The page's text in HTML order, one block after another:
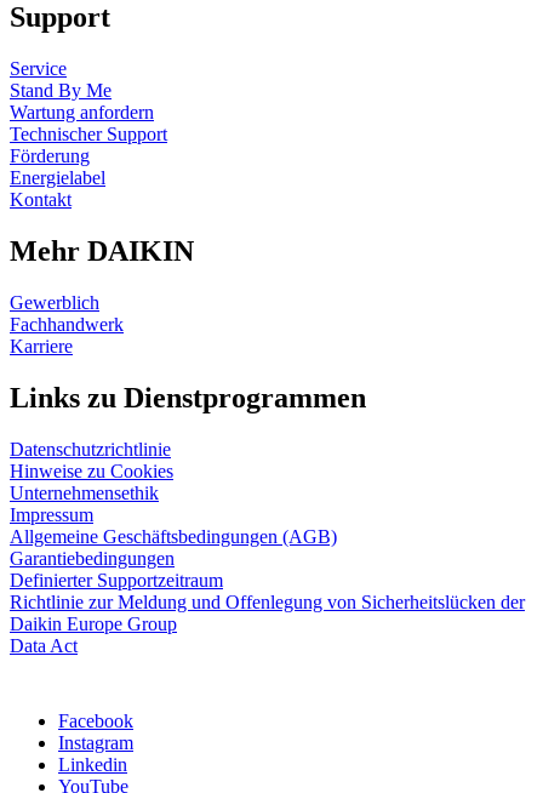
Support
Service
Stand By Me
Wartung anfordern
Technischer Support
Förderung
Energielabel
Kontakt
Mehr DAIKIN
Gewerblich
Fachhandwerk
Karriere
Links zu Dienstprogrammen
Datenschutzrichtlinie
Hinweise zu Cookies
Unternehmensethik
Impressum
Allgemeine Geschäftsbedingungen (AGB)
Garantiebedingungen
Definierter Supportzeitraum
Richtlinie zur Meldung und Offenlegung von Sicherheitslücken der
Daikin Europe Group
Data Act
Facebook
Instagram
Linkedin
YouTube